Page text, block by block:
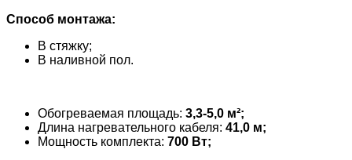
Способ монтажа:
В стяжку;
В наливной пол.
Обогреваемая площадь: 3,3-5,0 м²;
Длина нагревательного кабеля: 41,0 м;
Мощность комплекта: 700 Вт;